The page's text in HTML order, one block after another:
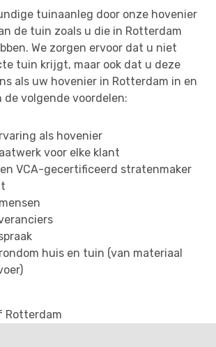
tuinaanleg door onze hovenier
de tuin zoals u die in Rotterdam
We zorgen ervoor dat u niet
tuin krijgt, maar ook dat u deze
als uw hovenier in Rotterdam in en
de volgende voordelen:
als hovenier
voor elke klant
VCA-gecertificeerd stratenmaker
huis en tuin (van materiaal